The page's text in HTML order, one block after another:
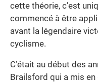
cette théorie, c’est
commencé à être
avant la légendaire
cyclisme.
C’était au début des
Brailsford qui a mis